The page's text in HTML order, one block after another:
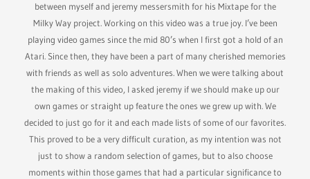
between myself and jeremy messersmith for his Mixtape for the
Milky Way project. Working on this video was a true joy. I’ve been
playing video games since the mid 80’s when I first got a hold of an
Atari. Since then, they have been a part of many cherished memories
with friends as well as solo adventures. When we were talking about
the making of this video, I asked jeremy if we should make up our
own games or straight up feature the ones we grew up with. We
decided to just go for it and each made lists of some of our favorites.
This proved to be a very difficult curation, as my intention was not
just to show a random selection of games, but to also choose
moments within those games that had a particular significance to